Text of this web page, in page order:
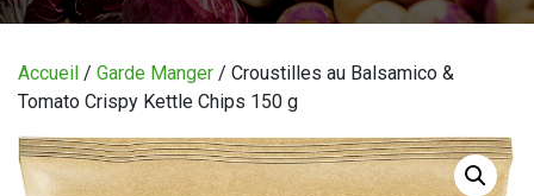
CIRCULAIRE
BLOGUE
Accueil / Garde Manger / Croustilles au Balsamico &
Tomato Crispy Kettle Chips 150 g